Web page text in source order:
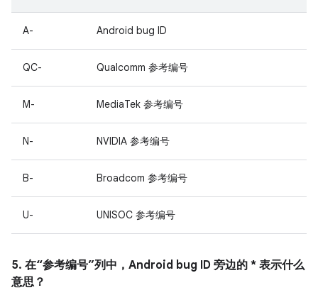
A- Android bug ID
QC- Qualcomm 参考编号
M- MediaTek 参考编号
N- NVIDIA 参考编号
B- Broadcom 参考编号
U- UNISOC 参考编号
5. 在“参考编号”列中，Android bug ID 旁边的 * 表示什么
意思？